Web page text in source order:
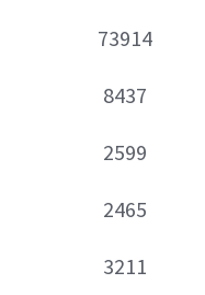
73914
8437
2599
2465
3211